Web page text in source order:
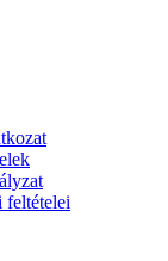
feltételei